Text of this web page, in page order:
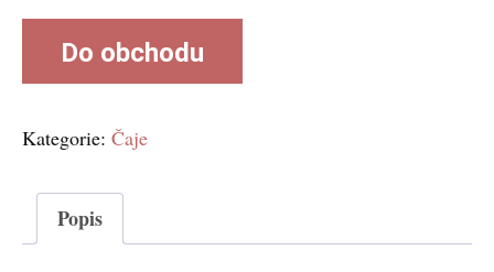
Do obchodu
Kategorie: Čaje
Popis